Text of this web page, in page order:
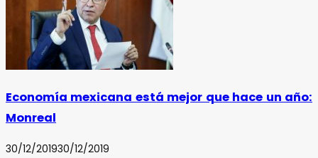
Economía mexicana está mejor que hace un año:
Monreal
30/12/201930/12/2019